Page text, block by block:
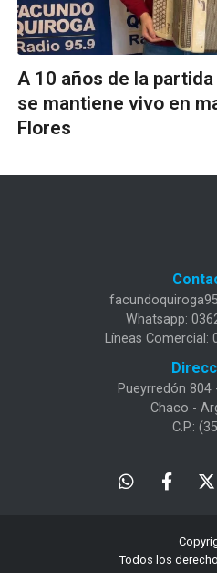
A 10 años de la
se mantiene vivo en
Flores
Whatsapp:
Líneas Comercial:
Pueyrredón 804
Chaco -
C.P.:
Todos los